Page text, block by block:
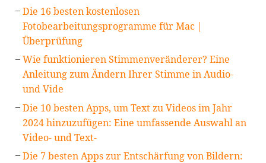
Die 16 besten kostenlosen
Fotobearbeitungsprogramme für Mac |
Überprüfung
Wie funktionieren Stimmenveränderer? Eine
Anleitung zum Ändern Ihrer Stimme in Audio-
und Vide
Die 10 besten Apps, um Text zu Videos im Jahr
2024 hinzuzufügen: Eine umfassende Auswahl an
Video- und Text-
Die 7 besten Apps zur Entschärfung von Bildern: